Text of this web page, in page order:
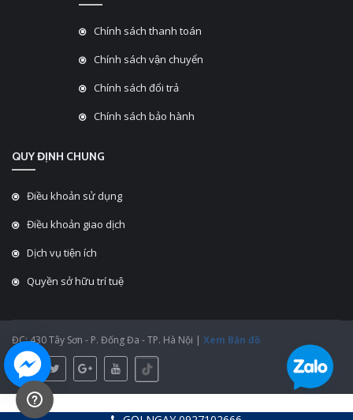
Chính sách thanh toán
Chính sách vận chuyển
Chính sách đổi trả
Chính sách bảo hành
QUY ĐỊNH CHUNG
Điều khoản sử dụng
Điều khoản giao dịch
Dịch vụ tiện ích
Quyền sở hữu trí tuệ
ĐC: 430 Tây Sơn - P. Đống Đa - TP. Hà Nội | Xem Bản đồ